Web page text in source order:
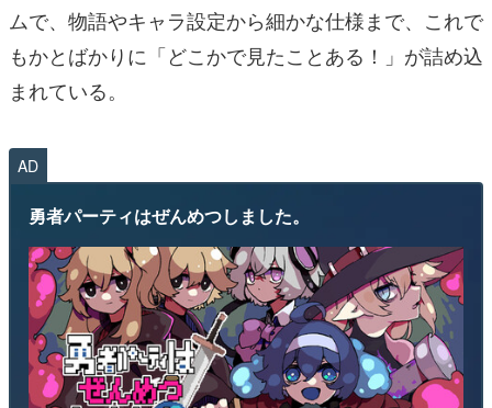
ムで、物語やキャラ設定から細かな仕様まで、これで
もかとばかりに「どこかで見たことある！」が詰め込
まれている。
AD
勇者パーティはぜんめつしました。